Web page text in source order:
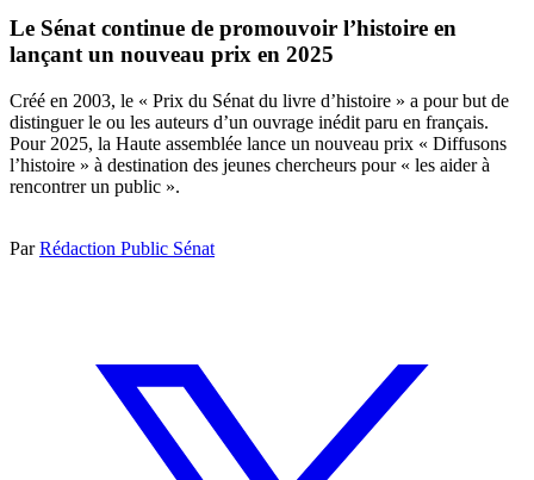
Le Sénat continue de promouvoir l’histoire en
lançant un nouveau prix en 2025
Créé en 2003, le « Prix du Sénat du livre d’histoire » a pour but de
distinguer le ou les auteurs d’un ouvrage inédit paru en français.
Pour 2025, la Haute assemblée lance un nouveau prix « Diffusons
l’histoire » à destination des jeunes chercheurs pour « les aider à
rencontrer un public ».
ParRédaction Public Sénat